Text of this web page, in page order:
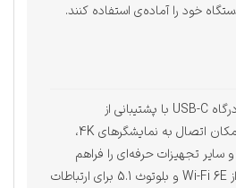
خود را آماده‌ی استفاده کنند.
Surface Pro 10 دارای دو درگاه USB-C با پشتیبانی از
Thunderbolt 4 است که امکان اتصال به نمایشگرهای 4K،
سایر تجهیزات حرفه‌ای را فراهم
می‌کند. این مدل همچنین از Wi-Fi 6E و بلوتوث 5.1 برای ارتباطات